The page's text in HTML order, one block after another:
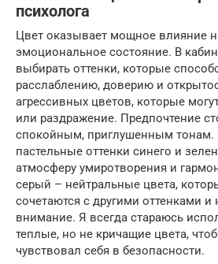
психолога
Цвет оказывает мощное влияние
эмоциональное состояние. В
выбирать оттенки, которые
расслаблению, доверию и
агрессивных цветов, которые
или раздражение. Предпочтение
спокойным, приглушенным тонам.
пастельные оттенки синего и
атмосферу умиротворения и
серый – нейтральные цвета,
сочетаются с другими оттенками и
внимание. Я всегда стараюсь
теплые, но не кричащие цвета,
чувствовал себя в безопасности.